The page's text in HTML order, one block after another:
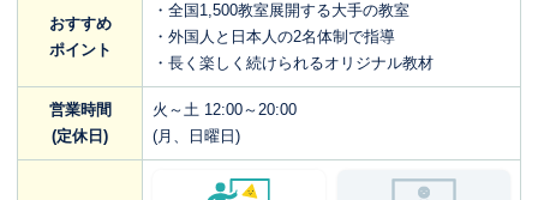
おすすめ
ポイント
・全国1,500教室展開する大手の教室
・外国人と日本人の2名体制で指導
・長く楽しく続けられるオリジナル教材
営業時間
(定休日)
火～土 12:00～20:00
(月、日曜日)